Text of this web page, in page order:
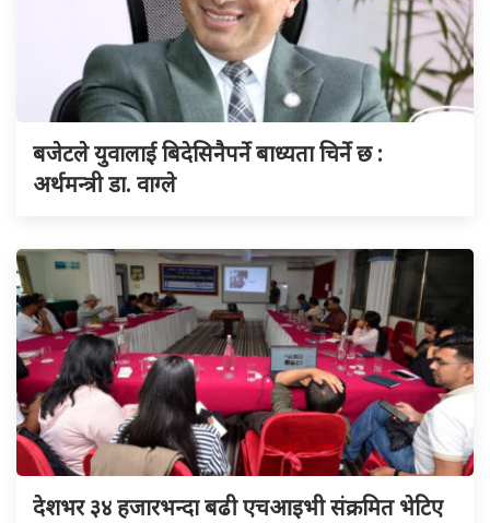
बजेटले युवालाई बिदेसिनैपर्ने बाध्यता चिर्ने छ :
अर्थमन्त्री डा. वाग्ले
देशभर ३४ हजारभन्दा बढी एचआइभी संक्रमित भेटिए